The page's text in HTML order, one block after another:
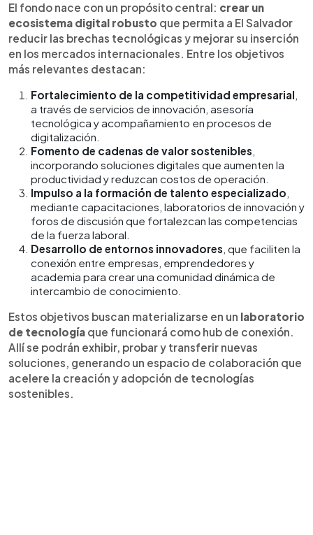
El fondo nace con un propósito central: crear un
ecosistema digital robusto que permita a El Salvador
reducir las brechas tecnológicas y mejorar su inserción
en los mercados internacionales. Entre los objetivos
más relevantes destacan:
Fortalecimiento de la competitividad empresarial
a través de servicios de innovación, asesoría
tecnológica y acompañamiento en procesos de
digitalización.
Fomento de cadenas de valor sostenibles
incorporando soluciones digitales que aumenten la
productividad y reduzcan costos de operación.
Impulso a la formación de talento especializado
mediante capacitaciones, laboratorios de innovación y
foros de discusión que fortalezcan las competencias
de la fuerza laboral.
Desarrollo de entornos innovadores , que faciliten la
conexión entre empresas, emprendedores y
academia para crear una comunidad dinámica de
intercambio de conocimiento.
Estos objetivos buscan materializarse en un laboratorio
de tecnología que funcionará como hub de conexión.
Allí se podrán exhibir, probar y transferir nuevas
soluciones, generando un espacio de colaboración que
acelere la creación y adopción de tecnologías
sostenibles.